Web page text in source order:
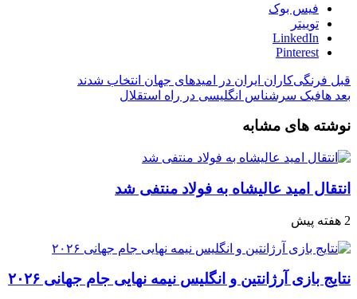
فیس بوک
توییتر
LinkedIn
Pinterest
قبل فرنگی‌کاران ایران در امیدهای جهان انتخاب شدند
بعد هافبک سرشناس انگلیسی در راه استقلال
نوشته های مشابه
انتقال امید عالیشاه به فولاد منتفی شد
2 هفته پیش
نتایج بازی آرژانتین و انگلیس نیمه نهایی جام جهانی ۲۰۲۶